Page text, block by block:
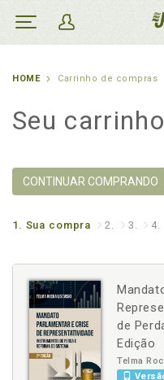
HOME Carrinho de compras
Seu carrinho
CONTINUAR COMPRANDO
1. Sua compra 2. 3. 4.
de
Edição
Telma